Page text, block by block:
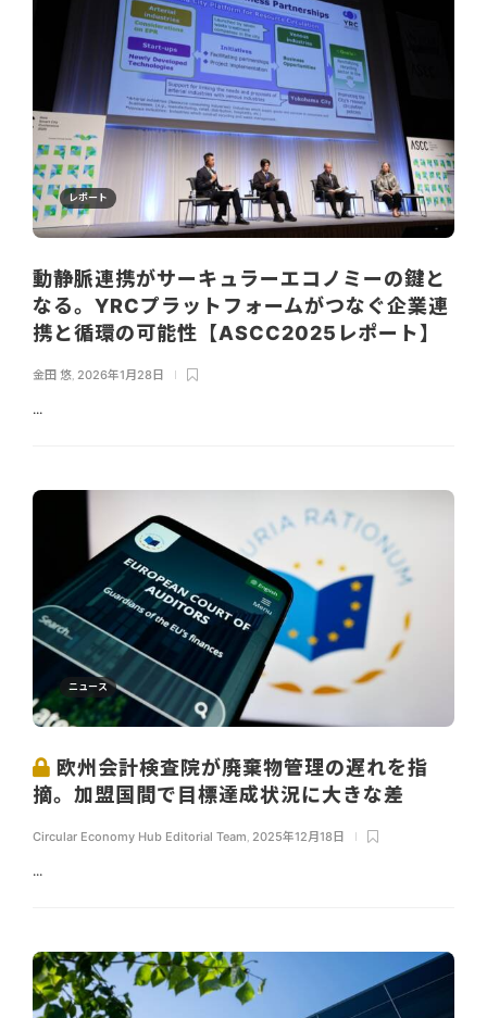
レポート
動静脈連携がサーキュラーエコノミーの鍵と
なる。YRCプラットフォームがつなぐ企業連
携と循環の可能性【ASCC2025レポート】
金田 悠 2026年1月28日
...
ニュース
欧州会計検査院が廃棄物管理の遅れを指
摘。加盟国間で目標達成状況に大きな差
Circular Economy Hub Editorial Team, 2025年12月18日
...